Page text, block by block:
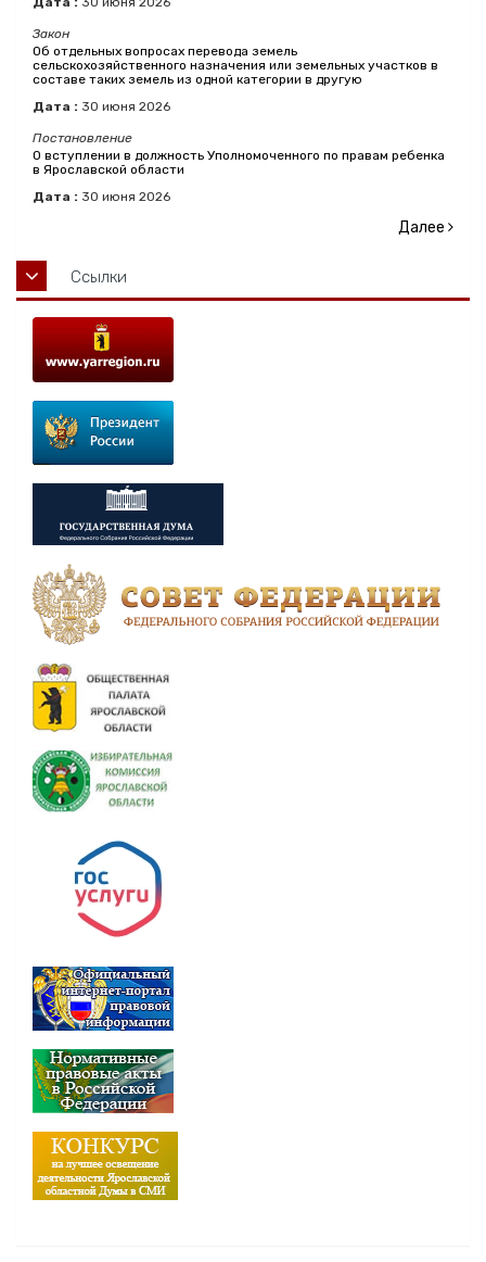
Закон
Об отдельных вопросах перевода земель
сельскохозяйственного назначения или земельных участков в
составе таких земель из одной категории в другую
Дата : 30 июня 2026
Постановление
О вступлении в должность Уполномоченного по правам ребенка
в Ярославской области
Дата : 30 июня 2026
Далее
Ссылки